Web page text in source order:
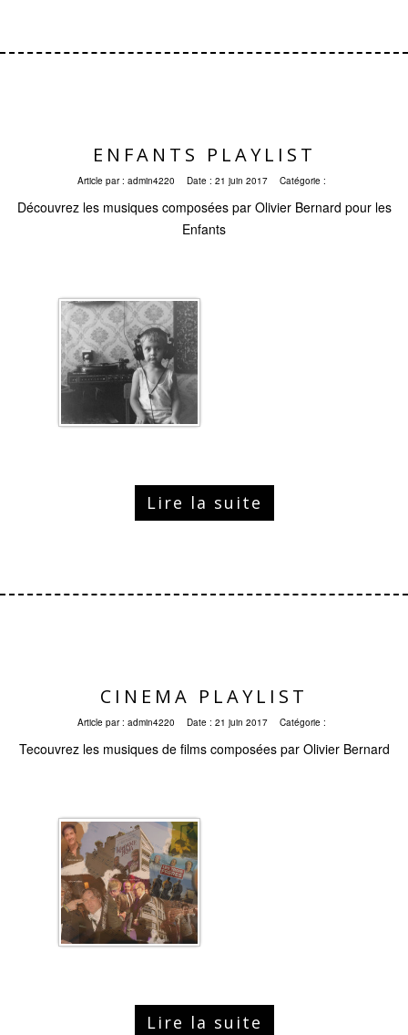
ENFANTS PLAYLIST
Article par : admin4220 Date : 21 juin 2017 Catégorie :
Découvrez les musiques composées par Olivier Bernard pour les
Enfants
Lire la suite
CINEMA PLAYLIST
Article par : admin4220 Date : 21 juin 2017 Catégorie :
Tecouvrez les musiques de films composées par Olivier Bernard
Lire la suite